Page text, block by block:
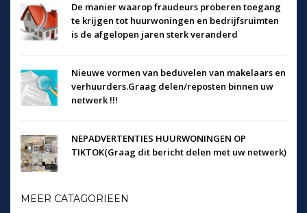
De manier waarop fraudeurs proberen toegang
te krijgen tot huurwoningen en bedrijfsruimten
is de afgelopen jaren sterk veranderd
Nieuwe vormen van beduvelen van makelaars en
verhuurders.Graag delen/reposten binnen uw
netwerk !!!
NEPADVERTENTIES HUURWONINGEN OP
TIKTOK(Graag dit bericht delen met uw netwerk)
MEER CATAGORIEEN